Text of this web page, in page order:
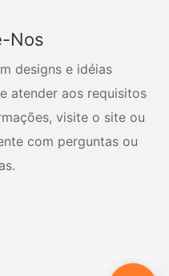
Nos
designs e idéias
atender aos requisitos
visite o site ou
com perguntas ou